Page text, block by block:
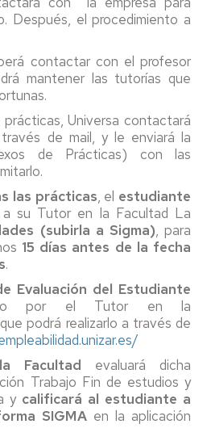
Después, el procedimiento a
contactar con el profesor
mantener las tutorías que
Universa contactará
de mail, y le enviará la
de Prácticas) con las
las prácticas, el estudiante
su Tutor en la Facultad La
(subirla a Sigma), para
15 días antes de la fecha
.
Evaluación del Estudiante
por el Tutor en la
podrá realizarlo a través de
Facultad evaluará dicha
Trabajo Fin de estudios y
y calificará al estudiante a
SIGMA en la aplicación